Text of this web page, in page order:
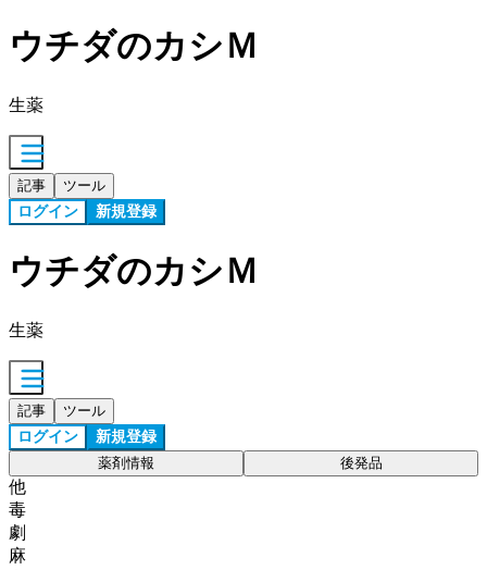
ウチダのカシＭ
生薬
記事 ツール
ログイン 新規登録
ウチダのカシＭ
生薬
記事 ツール
ログイン 新規登録
薬剤情報 後発品
他
毒
劇
麻